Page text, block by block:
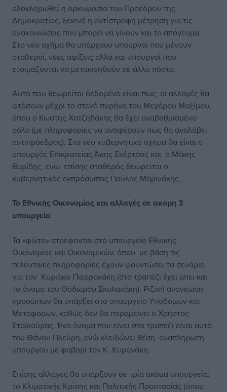
ολοκληρωθεί η ορκωμοσία του Προέδρου της
Δημοκρατίας, ξεκινά η αντίστροφη μέτρηση για τις
ανακοινώσεις που μπορεί να γίνουν και το απόγευμα.
Στο νέο σχήμα θα υπάρχουν υπουργοί που μένουν
σταθεροί, νέες αφίξεις αλλά και υπουργοί που
ετοιμάζονται να μετακινηθούν σε άλλο πόστο.
Αυτό που θεωρείται δεδομένο είναι πως οι αλλαγές θα
φτάσουν μέχρι το στενό πυρήνα του Μεγάρου Μαξίμου,
όπου ο Κωστής Χατζηδάκης θα έχει αναβαθμισμένο
ρόλο (με πληροφορίες να αναφέρουν πως θα αναλάβει
αντιπρόεδρος). Στο νέο κυβερνητικό σχήμα θα είναι ο
υπουργός Επικρατείας Άκης Σκέρτσος και ο Μάκης
Βορίδης, ενώ επίσης σταθερός θεωρείται ο
κυβερνητικός εκπρόσωπος Παύλος Μαρινάκης.
Το Εθνικής Οικονομίας και αλλαγές σε ακόμη 3
υπουργεία
Τα «φώτα» στρέφονται στο υπουργείο Εθνικής
Οικονομίας και Οικονομικών, όπου με βάση τις
τελευταίες πληροφορίες έχουν φουντώσει τα σενάρια
για τον Κυριάκο Πιερρακάκη (στο τραπέζι έχει μπει και
το όνομα του Θόδωρου Σκυλακάκη). Ριζική ανανέωση
προσώπων θα υπάρξει στο υπουργείο Υποδομών και
Μεταφορών, καθώς δεν θα παραμείνει ο Χρήστος
Σταϊκούρας. Ένα όνομα που είναι στο τραπέζι είναι αυτό
του Θάνου Πλεύρη, ενώ κλειδώνει θέση αναπληρωτή
υπουργού με φαβορί τον Κ. Κυρανάκη.
Επίσης αλλαγές θα υπάρξουν σε τρία ακόμα υπουργεία:
το Κλιματικής Κρίσης και Πολιτικής Προστασίας (όπου